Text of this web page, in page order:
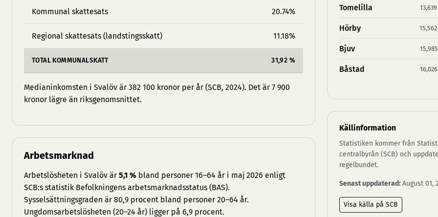
Kommunal skattesats 20.74%
Regional skattesats (landstingsskatt) 11.18%
TOTAL KOMMUNALSKATT 31,92 %
Medianinkomsten i Svalöv är 382 100 kronor per år (SCB, 2024). Det är 7 900
kronor lägre än riksgenomsnittet.
Arbetsmarknad
Arbetslösheten i Svalöv är 5,1 % bland personer 16–64 år i maj 2026 enligt
SCB:s statistik Befolkningens arbetsmarknadsstatus (BAS).
Sysselsättningsgraden är 80,9 procent bland personer 20–64 år.
Ungdomsarbetslösheten (20–24 år) ligger på 6,9 procent.
Tomelilla 13,639
Hörby 15,562
Bjuv 15,985
Båstad 16,026
Källinformation
Statistiken kommer från
centralbyrån (SCB) och
regelbundet.
Senast uppdaterad: August 01,
Visa källa på SCB